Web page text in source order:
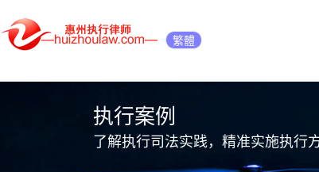
繁體
执行案例
了解执行司法实践，精准实施执行